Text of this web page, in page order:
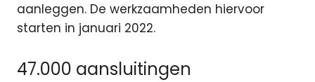
aanleggen. De werkzaamheden hiervoor
starten in januari 2022.
47.000 aansluitingen